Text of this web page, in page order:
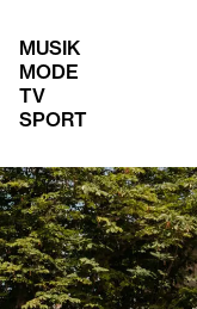
MUSIK
MODE
TV
SPORT